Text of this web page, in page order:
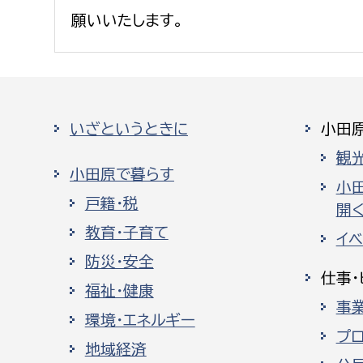
願いいたします。
いざというときに
小田原で暮らす
戸籍・税
教育・子育て
防災・安全
福祉・健康
環境・エネルギー
地域経済
小田
観
小
開く
イ
仕事
事
プ